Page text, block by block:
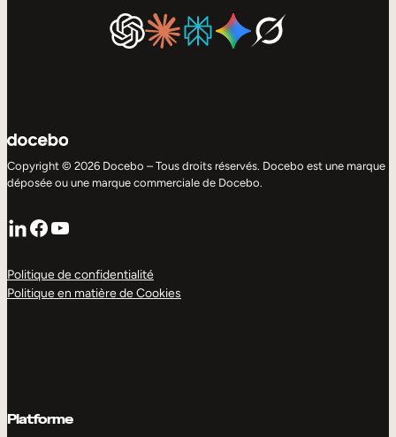
Copyright © 2026 Docebo – Tous droits réservés. Docebo est une marque
déposée ou une marque commerciale de Docebo.
LinkedIn
Facebook
YouTube
Politique de confidentialité
Politique en matière de Cookies
Platforme